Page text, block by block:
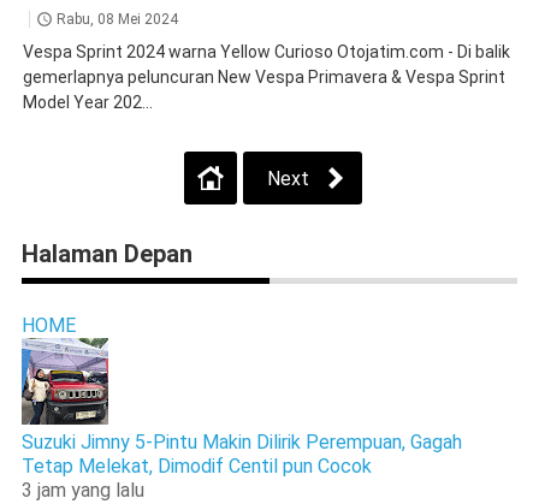
Rabu, 08 Mei 2024
Vespa Sprint 2024 warna Yellow Curioso Otojatim.com - Di balik
gemerlapnya peluncuran New Vespa Primavera & Vespa Sprint
Model Year 202...
Next
Halaman Depan
HOME
Suzuki Jimny 5-Pintu Makin Dilirik Perempuan, Gagah
Tetap Melekat, Dimodif Centil pun Cocok
3 jam yang lalu